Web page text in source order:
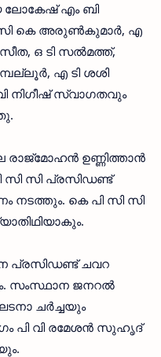
ലോകേഷ് എം ബി
കെ അരുണ്‍കുമാര്‍, എ
ഒ ടി സല്‍മത്ത്,
എ ടി ശശി
നിഗീഷ് സ്വാഗതവും
രാജ്‌മോഹന്‍ ഉണ്ണിത്താന്‍
സി സി പ്രസിഡണ്ട്
നടത്തും. കെ പി സി സി
പ്രസിഡണ്ട് ചവറ
സംസ്ഥാന ജനറല്‍
ചര്‍ച്ചയും
പി വി രമേശന്‍ സുഹൃദ്